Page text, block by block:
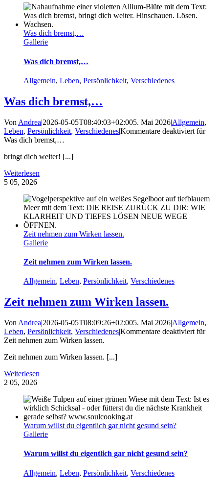
Was dich bremst,…
Gallerie
Was dich bremst,…
Allgemein, Leben, Persönlichkeit, Verschiedenes
Was dich bremst,…
Von Andrea|2026-05-05T08:40:03+02:005. Mai 2026|Allgemein,
Leben, Persönlichkeit, Verschiedenes|Kommentare deaktiviert für
Was dich bremst,…
bringt dich weiter! [...]
Weiterlesen
5 05, 2026
Zeit nehmen zum Wirken lassen.
Gallerie
Zeit nehmen zum Wirken lassen.
Allgemein, Leben, Persönlichkeit, Verschiedenes
Zeit nehmen zum Wirken lassen.
Von Andrea|2026-05-05T08:09:26+02:005. Mai 2026|Allgemein,
Leben, Persönlichkeit, Verschiedenes|Kommentare deaktiviert für
Zeit nehmen zum Wirken lassen.
Zeit nehmen zum Wirken lassen. [...]
Weiterlesen
2 05, 2026
Warum willst du eigentlich gar nicht gesund sein?
Gallerie
Warum willst du eigentlich gar nicht gesund sein?
Allgemein, Leben, Persönlichkeit, Verschiedenes